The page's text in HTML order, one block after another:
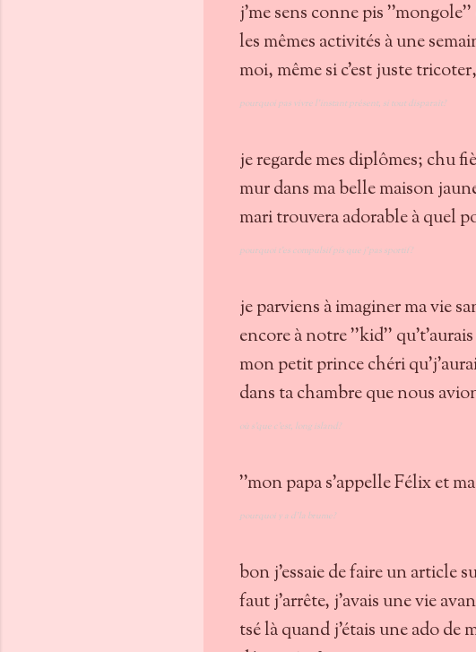
j'me sens conne pis
les mêmes activités à une
moi, même si c'est juste
pourquoi pas vivre l'instant présent, si tout disparaît?
je regarde mes diplômes; chu
mur dans ma belle maison
mari trouvera adorable à quel
pourquoi t'es compulsif pis que j'pas sportif?
je parviens à imaginer ma vie
encore à notre ''kid''
mon petit prince chéri
dans ta chambre que nous
où s'que c'est, long island?
''mon papa s'appelle Félix et
pourquoi y a d'la brume?
bon j'essaie de faire un article
faut j'arrête, j'avais une vie
tsé là quand j'étais une ado de